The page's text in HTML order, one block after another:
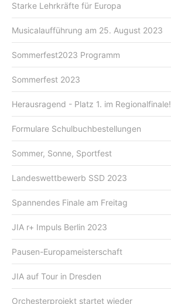
Starke Lehrkräfte für Europa
Musicalaufführung am 25. August 2023
Sommerfest2023 Programm
Sommerfest 2023
Herausragend - Platz 1. im Regionalfinale!
Formulare Schulbuchbestellungen
Sommer, Sonne, Sportfest
Landeswettbewerb SSD 2023
Spannendes Finale am Freitag
JIA r+ Impuls Berlin 2023
Pausen-Europameisterschaft
JIA auf Tour in Dresden
Orchesterprojekt startet wieder